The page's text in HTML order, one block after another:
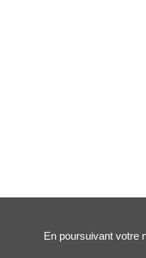
En poursuivant votre